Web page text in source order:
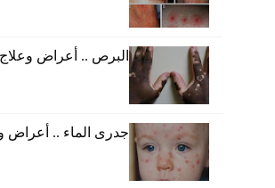
البرص .. أعراض وعلاج
جدرى الماء .. أعراض